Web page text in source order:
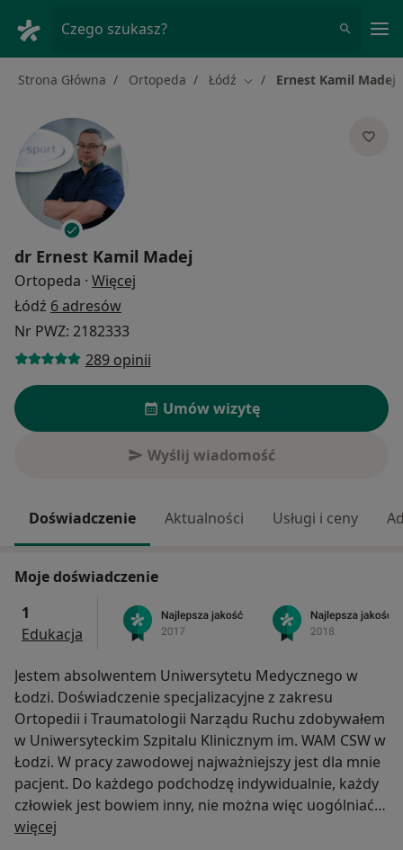
Czego szukasz?
Strona Główna Ortopeda Łódź Zmień miasto
Ernest Kamil Madej
dr Ernest Kamil Madej
Ortopeda · Więcej
Łódź 6 adresów
Nr PWZ: 2182333
289 opinii
Umów wizytę
Wyślij wiadomość
Doświadczenie Aktualności Usługi i ceny
Moje doświadczenie
1
Edukacja
Jestem absolwentem Uniwersytetu Medycznego w
Łodzi. Doświadczenie specjalizacyjne z zakresu
Ortopedii i Traumatologii Narządu Ruchu zdobywałem
w Uniwersyteckim Szpitalu Klinicznym im. WAM CSW w
Łodzi. W pracy zawodowej najważniejszy jest dla mnie
pacjent. Do każdego podchodzę indywidualnie, każdy
człowiek jest bowiem inny, nie można więc uogólniać
poszczególnych chorób i patologii. Zawsze służę
więcej